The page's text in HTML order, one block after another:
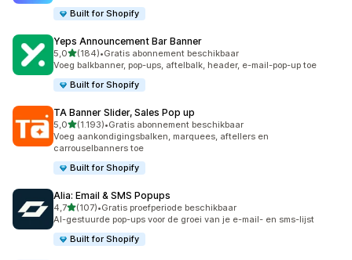
Built for Shopify
Yeps Announcement Bar Banner
5,0van 5 sterren
(184)
184 recensies in totaal
•Gratis abonnement beschikbaar
Voeg balkbanner, pop-ups, aftelbalk, header, e-mail-pop-up toe
Built for Shopify
TA Banner Slider, Sales Pop up
5,0van 5 sterren
(1.193)
1193 recensies in totaal
•Gratis abonnement beschikbaar
Voeg aankondigingsbalken, marquees, aftellers en
carrouselbanners toe
Built for Shopify
Alia: Email & SMS Popups
4,7van 5 sterren
(107)
107 recensies in totaal
•Gratis proefperiode beschikbaar
AI-gestuurde pop-ups voor de groei van je e-mail- en sms-lijst
Built for Shopify